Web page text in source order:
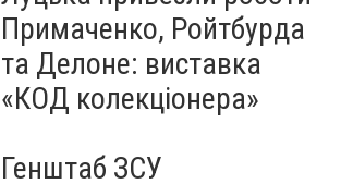
Примаченко, Ройтбурда
та Делоне: виставка
«КОД колекціонера»
Генштаб ЗСУ